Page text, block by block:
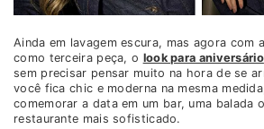
Ainda em lavagem escura, mas agora com
como terceira peça, o look para aniversário
sem precisar pensar muito na hora de se
você fica chic e moderna na mesma
comemorar a data em um bar, uma balada
restaurante mais sofisticado.